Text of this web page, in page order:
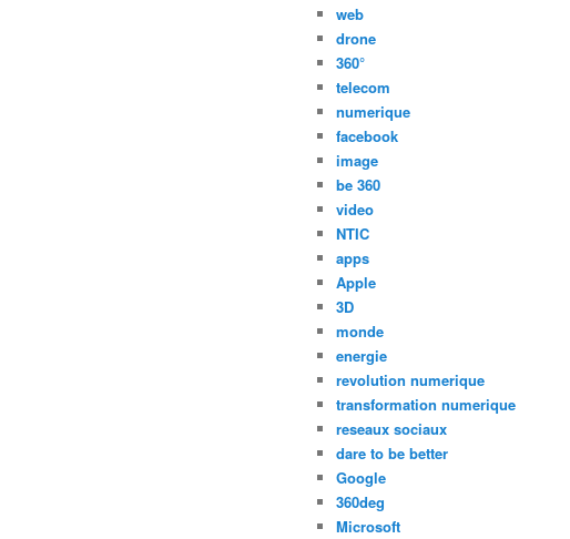
web
drone
360°
telecom
numerique
facebook
image
be 360
video
NTIC
apps
Apple
3D
monde
energie
revolution numerique
transformation numerique
reseaux sociaux
dare to be better
Google
360deg
Microsoft